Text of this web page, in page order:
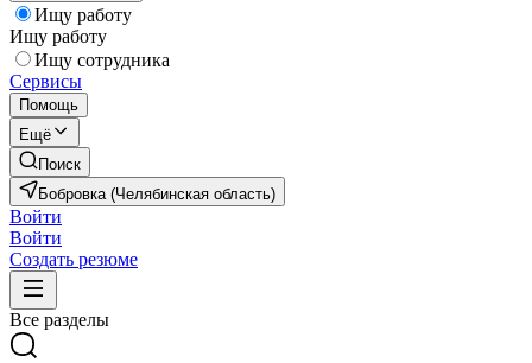
Ищу работу
Ищу работу
Ищу сотрудника
Сервисы
Помощь
Ещё
Поиск
Бобровка (Челябинская область)
Войти
Войти
Создать резюме
Все разделы